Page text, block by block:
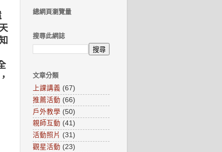
總網頁瀏覽量
搜尋此網誌
文章分類
上課講義 (67)
推薦活動 (66)
戶外教學 (50)
親師互動 (41)
活動照片 (31)
觀星活動 (23)